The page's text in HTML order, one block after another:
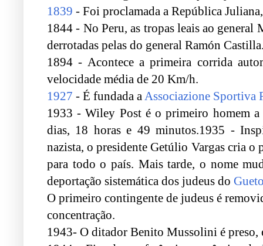
1839 - Foi proclamada a República
1844 - No Peru, as tropas leais ao
derrotadas pelas do general Ramón
1894 - Acontece a primeira corrida
velocidade média de 20 Km/h.
1927 - É fundada a Associazione Sportiva
1933 - Wiley Post é o primeiro homem
dias, 18 horas e 49 minutos.1935 -
nazista, o presidente Getúlio Vargas cria
para todo o país. Mais tarde, o nome
deportação sistemática dos judeus do
O primeiro contingente de judeus é
concentração.
1943- O ditador Benito Mussolini é preso,